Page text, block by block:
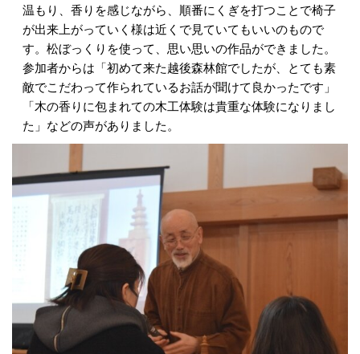
温もり、香りを感じながら、順番にくぎを打つことで椅子
が出来上がっていく様は近くで見ていてもいいのもので
す。松ぼっくりを使って、思い思いの作品ができました。
参加者からは「初めて来た越後森林館でしたが、とても素
敵でこだわって作られているお話が聞けて良かったです」
「木の香りに包まれての木工体験は貴重な体験になりまし
た」などの声がありました。